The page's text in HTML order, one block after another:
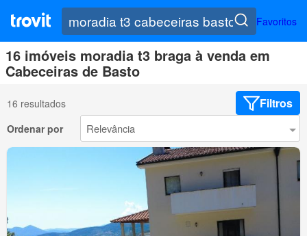
Favoritos
16 imóveis moradia t3 braga à venda em
Cabeceiras de Basto
16 resultados Filtros
Ordenar por